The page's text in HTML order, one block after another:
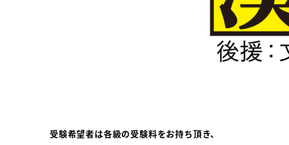
受験希望者は各級の受験料をお持ち頂き、